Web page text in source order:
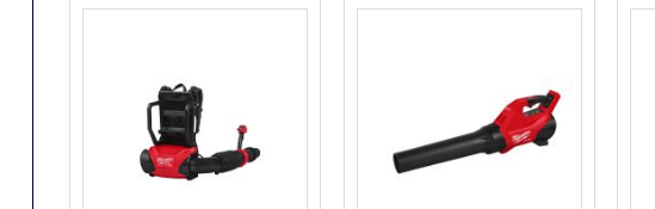
Rucksackgebläse 18 V
#4933493301